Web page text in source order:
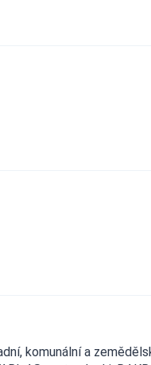
komunální a